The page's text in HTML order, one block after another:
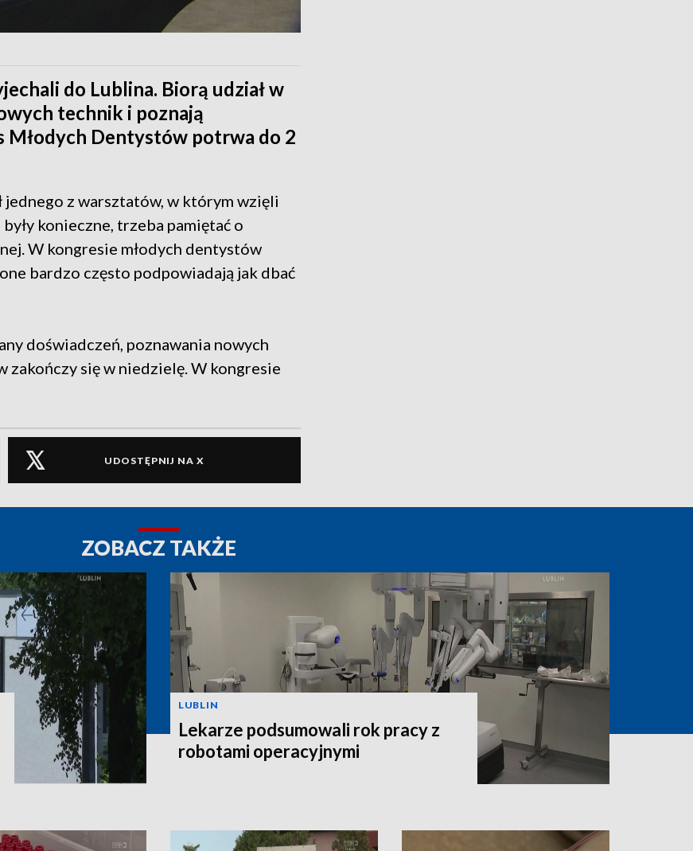
do Lublina. Biorą udział w
technik i poznają
Młodych Dentystów potrwa do 2
z warsztatów, w którym wzięli
konieczne, trzeba pamiętać o
W kongresie młodych dentystów
bardzo często podpowiadają jak dbać
doświadczeń, poznawania nowych
się w niedzielę. W kongresie
UDOSTĘPNIJ NA X
ZOBACZ TAKŻE
LUBLIN
Lekarze podsumowali rok pracy z
robotami operacyjnymi